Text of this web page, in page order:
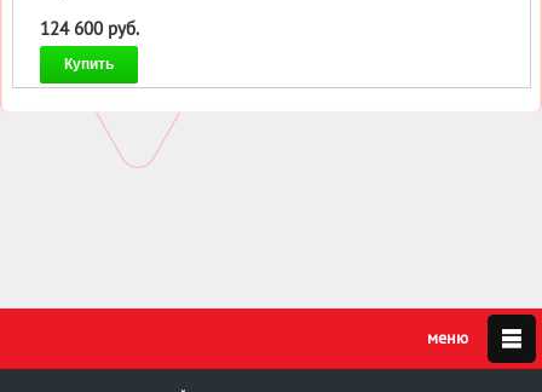
124 600 руб.
Купить